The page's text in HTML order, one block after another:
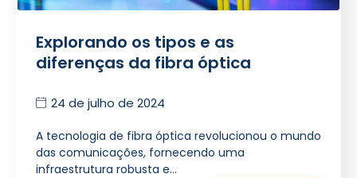
Explorando os tipos e as
diferenças da fibra óptica
24 de julho de 2024
A tecnologia de fibra óptica revolucionou o mundo
das comunicações, fornecendo uma
infraestrutura robusta e…